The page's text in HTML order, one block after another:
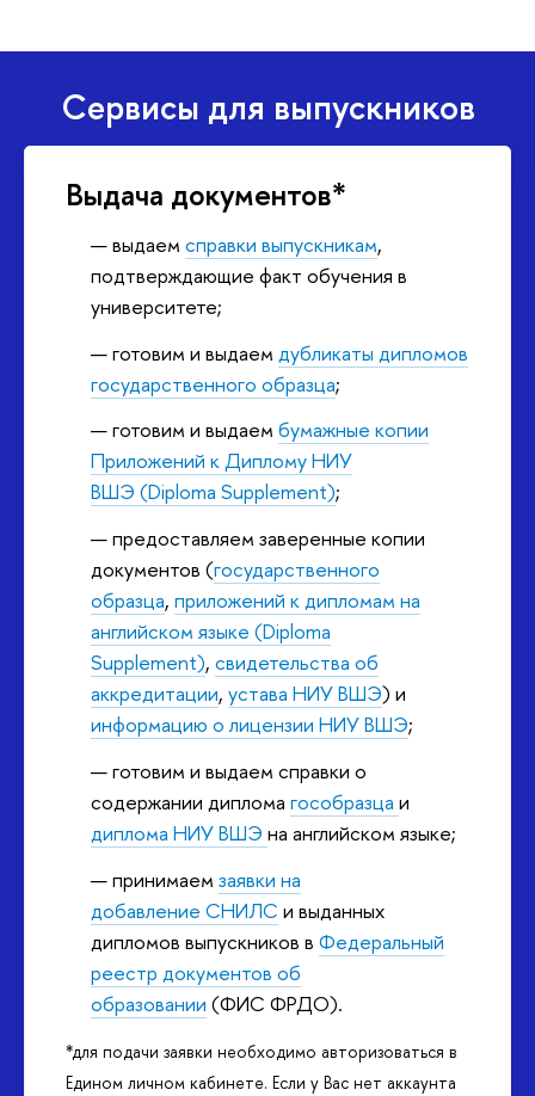
Сервисы для выпускников
Выдача документов*
выдаемсправки выпускникам,
подтверждающие факт обучения в
университете;
готовим и выдаемдубликаты дипломов
государственного образца;
готовим и выдаембумажные копии
Приложений к Диплому НИУ
ВШЭ (Diploma Supplement);
предоставляем заверенные копии
документов (государственного
образца,приложений к дипломам на
английском языке (Diploma
Supplement),свидетельства об
аккредитации,устава НИУ ВШЭ) и
информацию о лицензии НИУ ВШЭ;
готовим и выдаем справки о
содержании дипломагособразцаи
диплома НИУ ВШЭна английском языке;
принимаемзаявки на
добавление СНИЛС и выданных
дипломов выпускников вФедеральный
реестр документов об
образовании (ФИС ФРДО).
*для подачи заявки необходимо авторизоваться в
Едином личном кабинете. Если у Вас нет аккаунта